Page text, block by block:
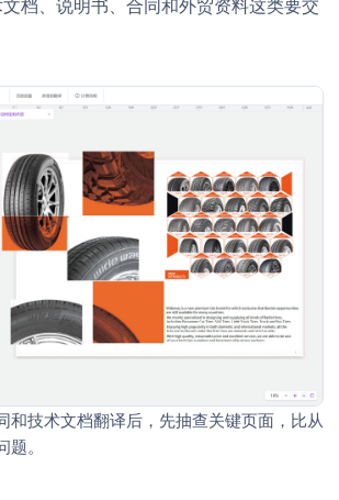
档、说明书、合同和外贸资料这类要交
和技术文档翻译后，先抽查关键页面，比从
。